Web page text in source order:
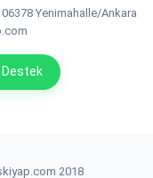
Yenimahalle/Ankara
2018